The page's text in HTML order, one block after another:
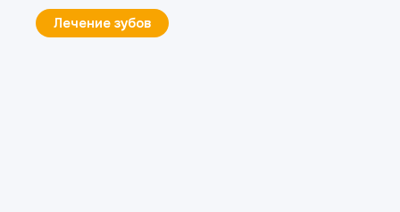
Лечение зубов